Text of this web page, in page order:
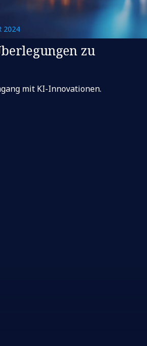
2024
zu
mit KI-Innovationen.